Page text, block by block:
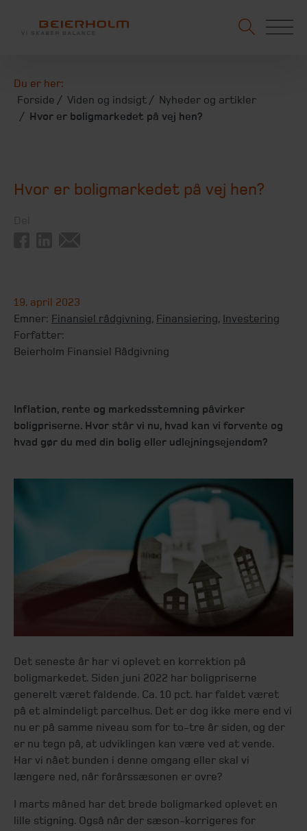
Du er her:
Forside
Viden og indsigt
Nyheder og artikler
Hvor er boligmarkedet på vej hen?
Hvor er boligmarkedet på vej hen?
19. april 2023
Emner: Finansiel rådgivning, Finansiering, Investering
Forfatter:
Beierholm Finansiel Rådgivning
Inflation, rente og markedsstemning påvirker
boligpriserne. Hvor står vi nu, hvad kan vi forvente og
hvad gør du med din bolig eller udlejningsejendom?
Det seneste år har vi oplevet en korrektion på
boligmarkedet. Siden juni 2022 har boligpriserne
generelt været faldende. Ca. 10 pct. har faldet været
på et almindeligt parcelhus. Det er dog ikke mere end vi
nu er på samme niveau som for to-tre år siden, og der
er nu tegn på, at udviklingen kan være ved at vende.
Har vi nået bunden i denne omgang eller skal vi
længere ned, når forårssæsonen er ovre?
I marts måned har det brede boligmarked oplevet en
lille stigning. Også når der sæson-korrigeres for